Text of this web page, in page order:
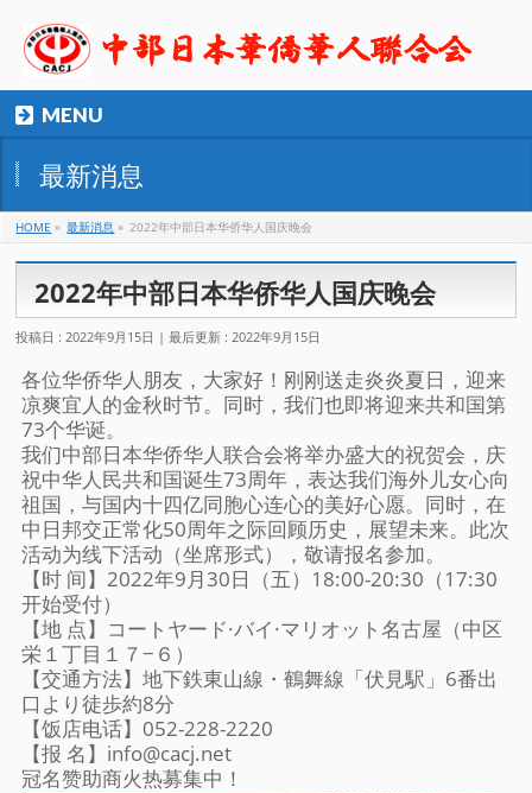
MENU
最新消息
HOME » 最新消息 » 2022年中部日本华侨华人国庆晚会
2022年中部日本华侨华人国庆晚会
投稿日 : 2022年9月15日 最后更新 : 2022年9月15日
各位华侨华人朋友，大家好！刚刚送走炎炎夏日，迎来
凉爽宜人的金秋时节。同时，我们也即将迎来共和国第
73个华诞。
我们中部日本华侨华人联合会将举办盛大的祝贺会，庆
祝中华人民共和国诞生73周年，表达我们海外儿女心向
祖国，与国内十四亿同胞心连心的美好心愿。同时，在
中日邦交正常化50周年之际回顾历史，展望未来。此次
活动为线下活动（坐席形式），敬请报名参加。
【时 间】2022年9月30日（五）18:00-20:30（17:30
开始受付）
【地 点】コートヤード·バイ·マリオット名古屋（中区
栄１丁目１７−６）
【交通方法】地下鉄東山線・鶴舞線「伏見駅」6番出
口より徒歩約8分
【饭店电话】052-228-2220
【报 名】info@cacj.net
冠名赞助商火热募集中！